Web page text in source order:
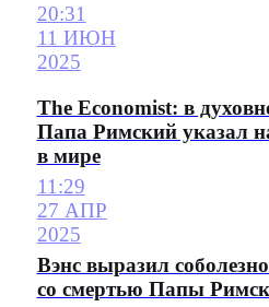
20:31
11 ИЮН
2025
The Economist: в
Папа Римский указал
в мире
11:29
27 АПР
2025
Вэнс выразил
со смертью Папы